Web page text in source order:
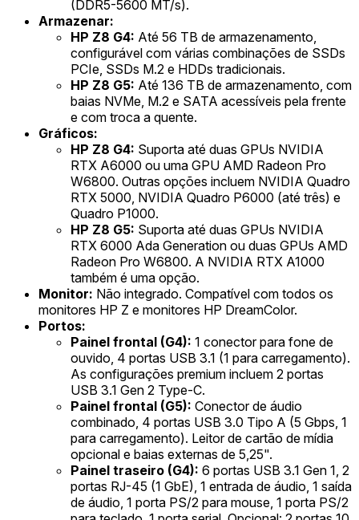
(DDR5-5600 MT/s).
Armazenar:
HP Z8 G4: Até 56 TB de armazenamento,
configurável com várias combinações de SSDs
PCIe, SSDs M.2 e HDDs tradicionais.
HP Z8 G5: Até 136 TB de armazenamento, com
baias NVMe, M.2 e SATA acessíveis pela frente
e com troca a quente.
Gráficos:
HP Z8 G4: Suporta até duas GPUs NVIDIA
RTX A6000 ou uma GPU AMD Radeon Pro
W6800. Outras opções incluem NVIDIA Quadro
RTX 5000, NVIDIA Quadro P6000 (até três) e
Quadro P1000.
HP Z8 G5: Suporta até duas GPUs NVIDIA
RTX 6000 Ada Generation ou duas GPUs AMD
Radeon Pro W6800. A NVIDIA RTX A1000
também é uma opção.
Monitor: Não integrado. Compatível com todos os
monitores HP Z e monitores HP DreamColor.
Portos:
Painel frontal (G4): 1 conector para fone de
ouvido, 4 portas USB 3.1 (1 para carregamento).
As configurações premium incluem 2 portas
USB 3.1 Gen 2 Type-C.
Painel frontal (G5): Conector de áudio
combinado, 4 portas USB 3.0 Tipo A (5 Gbps, 1
para carregamento). Leitor de cartão de mídia
opcional e baias externas de 5,25".
Painel traseiro (G4): 6 portas USB 3.1 Gen 1, 2
portas RJ-45 (1 GbE), 1 entrada de áudio, 1 saída
de áudio, 1 porta PS/2 para mouse, 1 porta PS/2